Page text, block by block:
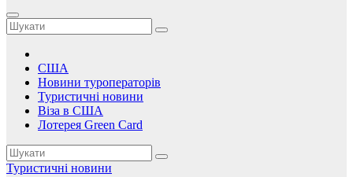
США
Новини туроператорів
Туристичні новини
Віза в США
Лотерея Green Card
Туристичні новини